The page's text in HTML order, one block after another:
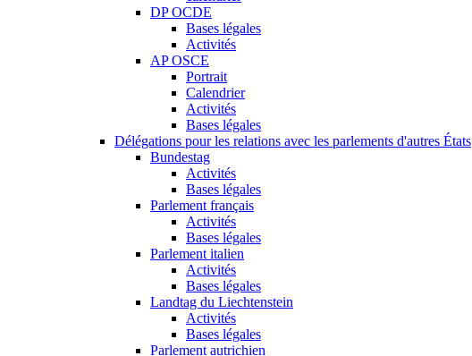
DP OCDE
Bases légales
Activités
AP OSCE
Portrait
Calendrier
Activités
Bases légales
Délégations pour les relations avec les parlements d'autres États
Bundestag
Activités
Bases légales
Parlement français
Activités
Bases légales
Parlement italien
Activités
Bases légales
Landtag du Liechtenstein
Activités
Bases légales
Parlement autrichien